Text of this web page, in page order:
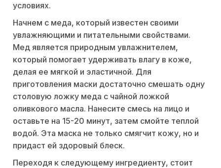
условиях.
Начнем с меда, который известен своими
увлажняющими и питательными свойствами.
Мед является природным увлажнителем,
который помогает удерживать влагу в коже,
делая ее мягкой и эластичной. Для
приготовления маски достаточно смешать одну
столовую ложку меда с чайной ложкой
оливкового масла. Нанесите смесь на лицо и
оставьте на 15-20 минут, затем смойте теплой
водой. Эта маска не только смягчит кожу, но и
придаст ей здоровый блеск.
Переходя к следующему ингредиенту, стоит